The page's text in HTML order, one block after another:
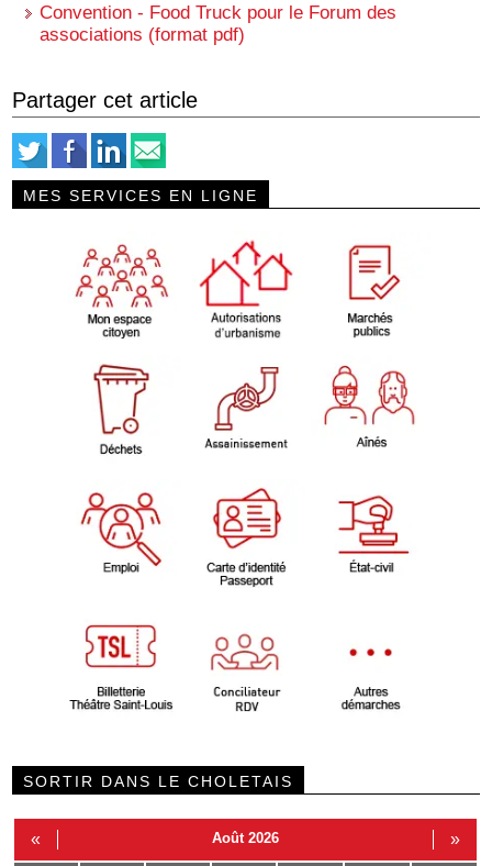
Convention - Food Truck pour le Forum des
associations (format pdf)
Partager cet article
MES SERVICES EN LIGNE
SORTIR DANS LE CHOLETAIS
« Août 2026 »